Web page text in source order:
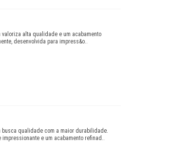
alta qualidade e um acabamento
desenvolvida para impress&o..
busca qualidade com a maior durabilidade.
e um acabamento refinad..